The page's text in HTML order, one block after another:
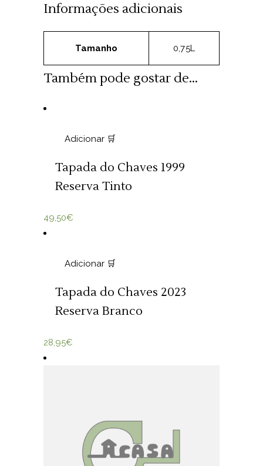
Informações adicionais
Tamanho 0,75L
Também pode gostar de...
Adicionar 🛒
Tapada do Chaves 1999
Reserva Tinto
49,50€
Adicionar 🛒
Tapada do Chaves 2023
Reserva Branco
28,95€